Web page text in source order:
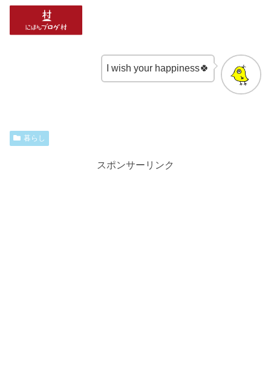
I wish your happiness🍀
暮らし
スポンサーリンク